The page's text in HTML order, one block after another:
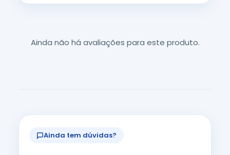
Ainda não há avaliações para este produto.
Ainda tem dúvidas?